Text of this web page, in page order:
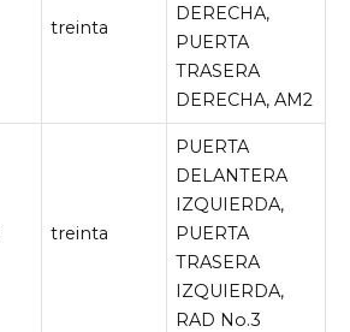
treinta
DERECHA,
PUERTA
TRASERA
DERECHA, AM2
treinta
PUERTA
DELANTERA
IZQUIERDA,
PUERTA
TRASERA
IZQUIERDA,
RAD No.3